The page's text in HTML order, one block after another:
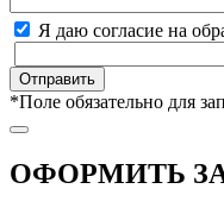
Я даю согласие на
*Поле обязательно для
ОФОРМИТЬ